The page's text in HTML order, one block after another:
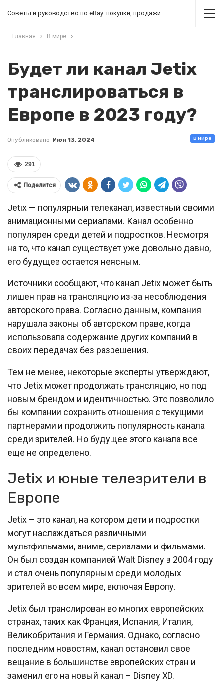
Советы и руководство по eBay: покупки, продажи
Главная В мире
Будет ли канал Jetix
транслироваться в
Европе в 2023 году?
В мире
Опубликовано Июн 13, 2024
291
Поделится
Jetix — популярный телеканал, известный своими
анимационными сериалами. Канал особенно
популярен среди детей и подростков. Несмотря
на то, что канал существует уже довольно давно,
его будущее остается неясным.
Источники сообщают, что канал Jetix может быть
лишен прав на трансляцию из-за несоблюдения
авторского права. Согласно данным, компания
нарушала законы об авторском праве, когда
использовала содержание других компаний в
своих передачах без разрешения.
Тем не менее, некоторые эксперты утверждают,
что Jetix может продолжать трансляцию, но под
новым брендом и идентичностью. Это позволило
бы компании сохранить отношения с текущими
партнерами и продолжить популярность канала
среди зрителей. Но будущее этого канала все
еще не определено.
Jetix и юные телезрители в
Европе
Jetix – это канал, на котором дети и подростки
могут наслаждаться различными
мультфильмами, аниме, сериалами и фильмами.
Он был создан компанией Walt Disney в 2004 году
и стал очень популярным среди молодых
зрителей во всем мире, включая Европу.
Jetix был транслирован во многих европейских
странах, таких как Франция, Испания, Италия,
Великобритания и Германия. Однако, согласно
последним новостям, канал остановил свое
вещание в большинстве европейских стран и
заменил его на новый канал – Disney XD.